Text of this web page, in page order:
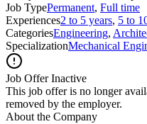
Job TypePermanent, Full time
Experiences2 to 5 years, 5 to
CategoriesEngineering,
SpecializationMechanical
Job Offer Inactive
This job offer is no longer
removed by the employer.
About the Company